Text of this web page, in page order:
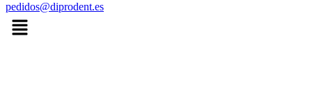
pedidos@diprodent.es
Menú